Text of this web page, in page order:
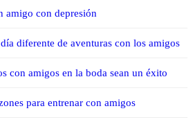
amigo con depresión
diferente de aventuras con los amigos
con amigos en la boda sean un éxito
para entrenar con amigos